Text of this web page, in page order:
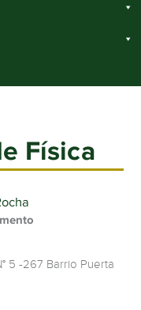
Física
5 -267 Barrio Puerta